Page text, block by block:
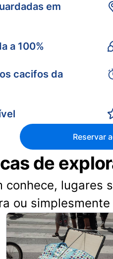
em
a 100%
cacifos da
Reservar
de
conhece,
ou